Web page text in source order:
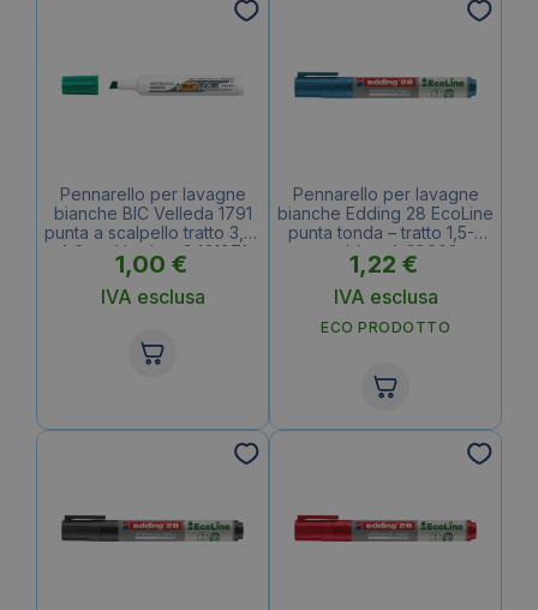
Pennarello per lavagne
bianche BIC Velleda 1791
punta a scalpello tratto 3,3-
4,6mm Verde – 9431971
1,00 €
IVA esclusa
Pennarello per lavagne
bianche Edding 28 EcoLine
punta tonda – tratto 1,5-3
mm blu – 4-28003
1,22 €
IVA esclusa
ECO PRODOTTO